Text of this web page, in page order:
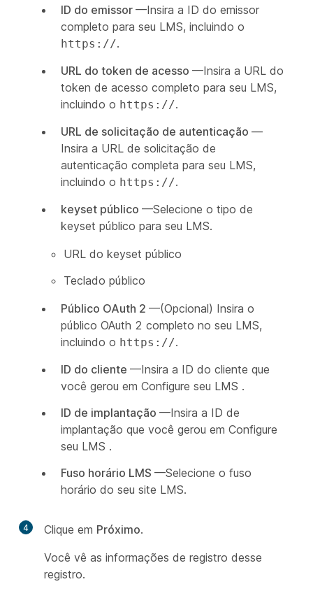
ID do emissor —Insira a ID do emissor
completo para seu LMS, incluindo o
https://.
URL do token de acesso —Insira a URL do
token de acesso completo para seu LMS,
incluindo o https://.
URL de solicitação de autenticação —
Insira a URL de solicitação de
autenticação completa para seu LMS,
incluindo o https://.
keyset público —Selecione o tipo de
keyset público para seu LMS.
URL do keyset público
Teclado público
Público OAuth 2 —(Opcional) Insira o
público OAuth 2 completo no seu LMS,
incluindo o https://.
ID do cliente —Insira a ID do cliente que
você gerou em Configure seu LMS .
ID de implantação —Insira a ID de
implantação que você gerou em Configure
seu LMS .
Fuso horário LMS —Selecione o fuso
horário do seu site LMS.
4 Clique em Próximo.
Você vê as informações de registro desse
registro.